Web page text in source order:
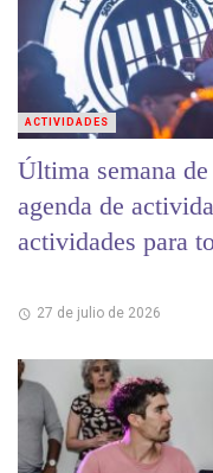
Última semana
agenda de
actividades para
27 de julio de 2026
ACTIVIDADES